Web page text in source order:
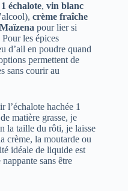
1 échalote, vin blanc
crème fraîche
Maïzena pour lier si
les épices
d’ail en poudre quand
permettent de
sans courir au
l’échalote hachée 1
matière grasse, je
la taille du rôti, je laisse
crème, la moutarde ou
idéale de liquide est
sans être